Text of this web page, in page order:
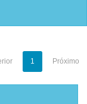
1 Próximo